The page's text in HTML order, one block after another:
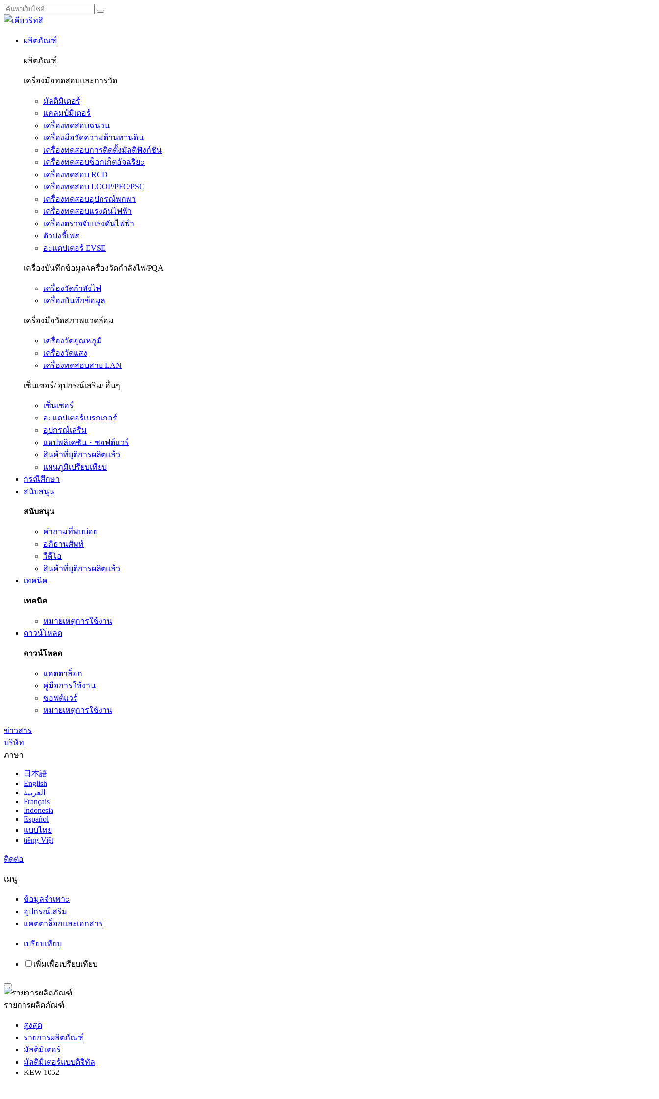
ผลิตภัณฑ์
ผลิตภัณฑ์
เครื่องมือทดสอบและการวัด
มัลติมิเตอร์
แคลมป์มิเตอร์
เครื่องทดสอบฉนวน
เครื่องมือวัดความต้านทานดิน
เครื่องทดสอบการติดตั้งมัลติฟังก์ชัน
เครื่องทดสอบซ็อกเก็ตอัจฉริยะ
เครื่องทดสอบ RCD
เครื่องทดสอบ LOOP/PFC/PSC
เครื่องทดสอบอุปกรณ์พกพา
เครื่องทดสอบแรงดันไฟฟ้า
เครื่องตรวจจับแรงดันไฟฟ้า
ตัวบ่งชี้เฟส
อะแดปเตอร์ EVSE
เครื่องบันทึกข้อมูล/เครื่องวัดกำลังไฟ/PQA
เครื่องวัดกำลังไฟ
เครื่องบันทึกข้อมูล
เครื่องมือวัดสภาพแวดล้อม
เครื่องวัดอุณหภูมิ
เครื่องวัดแสง
เครื่องทดสอบสาย LAN
เซ็นเซอร์/ อุปกรณ์เสริม/ อื่นๆ
เซ็นเซอร์
อะแดปเตอร์เบรกเกอร์
อุปกรณ์เสริม
แอปพลิเคชัน・ซอฟต์แวร์
สินค้าที่ยุติการผลิตแล้ว
แผนภูมิเปรียบเทียบ
กรณีศึกษา
สนับสนุน
สนับสนุน
คำถามที่พบบ่อย
อภิธานศัพท์
วีดีโอ
สินค้าที่ยุติการผลิตแล้ว
เทคนิค
เทคนิค
หมายเหตุการใช้งาน
ดาวน์โหลด
ดาวน์โหลด
แคตตาล็อก
คู่มือการใช้งาน
ซอฟต์แวร์
หมายเหตุการใช้งาน
ข่าวสาร
บริษัท
ภาษา
日本語
English
العربية
Français
Indonesia
Español
แบบไทย
tiếng Việt
ติดต่อ
เมนู
ข้อมูลจำเพาะ
อุปกรณ์เสริม
แคตตาล็อกและเอกสาร
เปรียบเทียบ
รายการผลิตภัณฑ์
สูงสุด
รายการผลิตภัณฑ์
มัลติมิเตอร์
มัลติมิเตอร์แบบดิจิทัล
KEW 1052